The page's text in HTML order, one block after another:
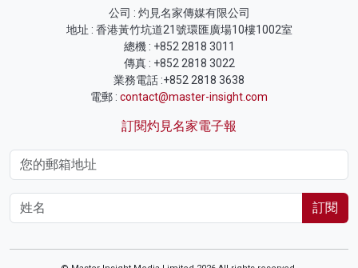
公司 : 灼見名家傳媒有限公司
地址 : 香港黃竹坑道21號環匯廣場10樓1002室
總機 : +852 2818 3011
傳真 : +852 2818 3022
業務電話 :+852 2818 3638
電郵 : contact@master-insight.com
訂閱灼見名家電子報
訂閱